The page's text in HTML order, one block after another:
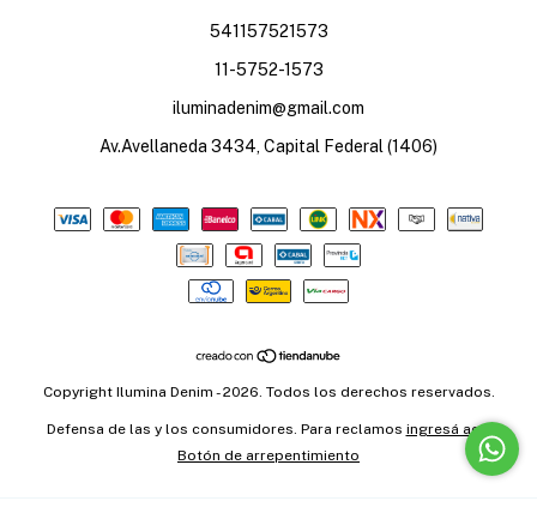
541157521573
11-5752-1573
iluminadenim@gmail.com
Av.Avellaneda 3434, Capital Federal (1406)
Copyright Ilumina Denim - 2026. Todos los derechos reservados.
Defensa de las y los consumidores. Para reclamos ingresá acá.
Botón de arrepentimiento